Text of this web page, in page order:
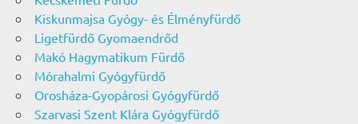
Kiskunmajsa Gyógy- és Élményfürdő
Ligetfürdő Gyomaendrőd
Makó Hagymatikum Fürdő
Mórahalmi Gyógyfürdő
Orosháza-Gyopárosi Gyógyfürdő
Szarvasi Szent Klára Gyógyfürdő